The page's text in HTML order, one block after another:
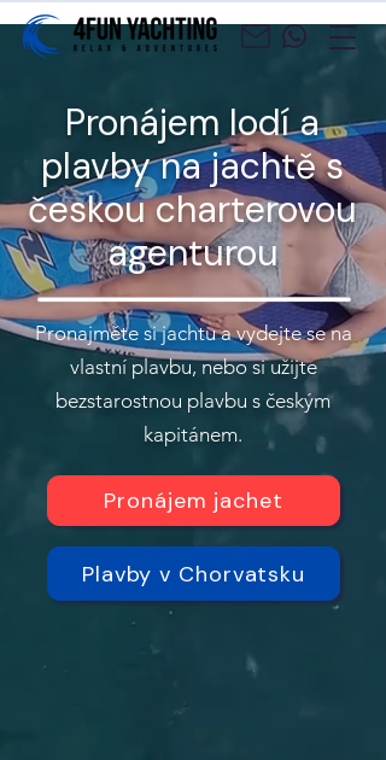
Pronájem lodí a
plavby na jachtě s
českou charterovou
agenturou
Pronajměte si jachtu a vydejte se na
vlastní plavbu, nebo si užijte
bezstarostnou plavbu s českým
kapitánem.
Pronájem jachet
Plavby v Chorvatsku